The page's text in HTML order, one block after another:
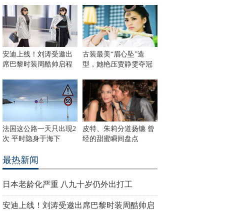
安迪上线！刘涛受邀出
席巴黎时装周酷帅启程
古装最美“眉心坠”造
型，她艳压贾静雯夺冠
法国这公路一天只出现2
次 平时隐身于海下
皮特、朱莉分道扬镳 曾
经的甜蜜瞬间盘点
最热新闻
日本老龄化严重 八九十岁仍外出打工
安迪上线！刘涛受邀出席巴黎时装周酷帅启